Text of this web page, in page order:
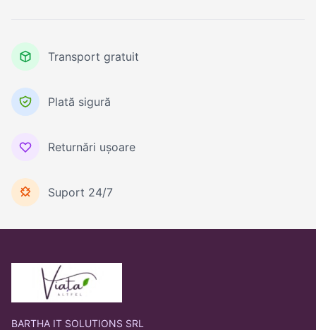
Transport gratuit
Plată sigură
Returnări ușoare
Suport 24/7
BARTHA IT SOLUTIONS SRL